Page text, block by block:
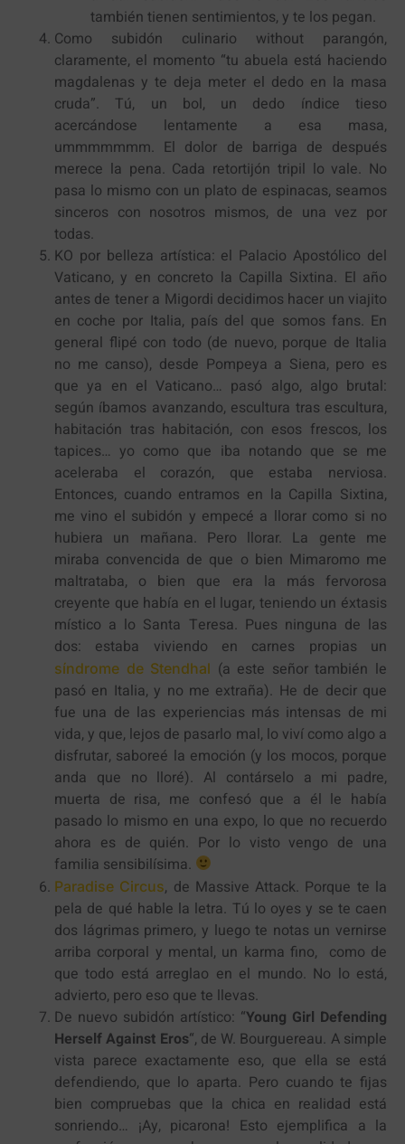
también tienen sentimientos, y te los pegan.
Como subidón culinario without parangón,
claramente, el momento “tu abuela está haciendo
magdalenas y te deja meter el dedo en la masa
cruda”. Tú, un bol, un dedo índice tieso
acercándose lentamente a esa masa,
ummmmmmm. El dolor de barriga de después
merece la pena. Cada retortijón tripil lo vale. No
pasa lo mismo con un plato de espinacas, seamos
sinceros con nosotros mismos, de una vez por
todas.
KO por belleza artística: el Palacio Apostólico del
Vaticano, y en concreto la Capilla Sixtina. El año
antes de tener a Migordi decidimos hacer un viajito
en coche por Italia, país del que somos fans. En
general flipé con todo (de nuevo, porque de Italia
no me canso), desde Pompeya a Siena, pero es
que ya en el Vaticano… pasó algo, algo brutal:
según íbamos avanzando, escultura tras escultura,
habitación tras habitación, con esos frescos, los
tapices… yo como que iba notando que se me
aceleraba el corazón, que estaba nerviosa.
Entonces, cuando entramos en la Capilla Sixtina,
me vino el subidón y empecé a llorar como si no
hubiera un mañana. Pero llorar. La gente me
miraba convencida de que o bien Mimaromo me
maltrataba, o bien que era la más fervorosa
creyente que había en el lugar, teniendo un éxtasis
místico a lo Santa Teresa. Pues ninguna de las
dos: estaba viviendo en carnes propias un
síndrome de Stendhal (a este señor también le
pasó en Italia, y no me extraña). He de decir que
fue una de las experiencias más intensas de mi
vida, y que, lejos de pasarlo mal, lo viví como algo a
disfrutar, saboreé la emoción (y los mocos, porque
anda que no lloré). Al contárselo a mi padre,
muerta de risa, me confesó que a él le había
pasado lo mismo en una expo, lo que no recuerdo
ahora es de quién. Por lo visto vengo de una
familia sensibilísima.
Paradise Circus, de Massive Attack. Porque te la
pela de qué hable la letra. Tú lo oyes y se te caen
dos lágrimas primero, y luego te notas un vernirse
arriba corporal y mental, un karma fino, como de
que todo está arreglao en el mundo. No lo está,
advierto, pero eso que te llevas.
De nuevo subidón artístico: “Young Girl Defending
Herself Against Eros“, de W. Bourguereau. A simple
vista parece exactamente eso, que ella se está
defendiendo, que lo aparta. Pero cuando te fijas
bien compruebas que la chica en realidad está
sonriendo… ¡Ay, picarona! Esto ejemplifica a la